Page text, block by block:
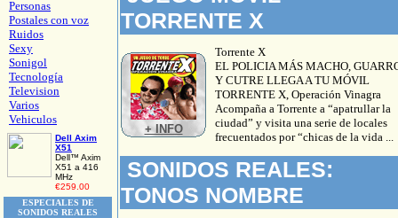
Personas
Postales con voz
Ruidos
Sexy
Sonigol
Tecnología
Television
Varios
Vehiculos
Dell Axim
X51
Dell™ Axim
X51 a 416
MHz
€259.00
ESPECIALES DE
SONIDOS REALES
TORRENTE X
+ INFO
Torrente X
EL POLICIA MÁS MACHO,
Y CUTRE LLEGA A TU MÓVIL
TORRENTE X, Operación Vinagra
Acompaña a Torrente a “apatrullar la
ciudad” y visita una serie de locales
frecuentados por “chicas de la vida ...
SONIDOS REALES:
TONOS NOMBRE